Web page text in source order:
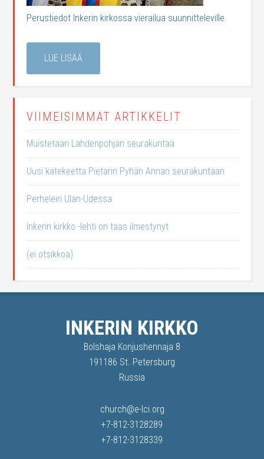
Perustiedot Inkerin kirkossa vierailua suunnitteleville.
LUE LISÄÄ
VIIMEISIMMÄT ARTIKKELIT
Muistetaan Lahdenpohjan seurakuntaa
Uusi katekeetta Pietarin Pyhän Annan seurakuntaan
Perheleiri Ulan-Udessa
Inkerin kirkko -lehti on taas ilmestynyt
(ei otsikkoa)
INKERIN KIRKKO
Bolshaja Konjushennaja 8
191186 St. Petersburg
Russia
church@e-lci.org
+7-812-3128289
+7-812-3128339